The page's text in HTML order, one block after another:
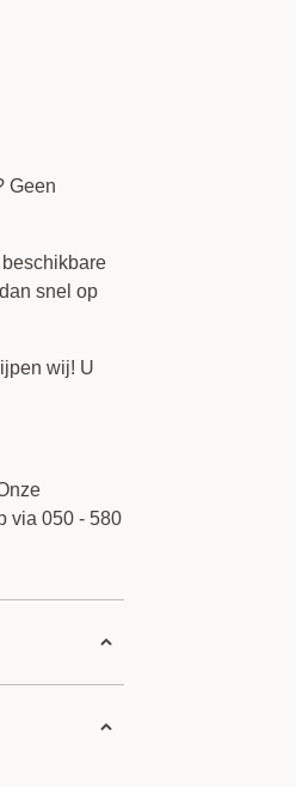
Geen
snel op
wij! U
via 050 - 580